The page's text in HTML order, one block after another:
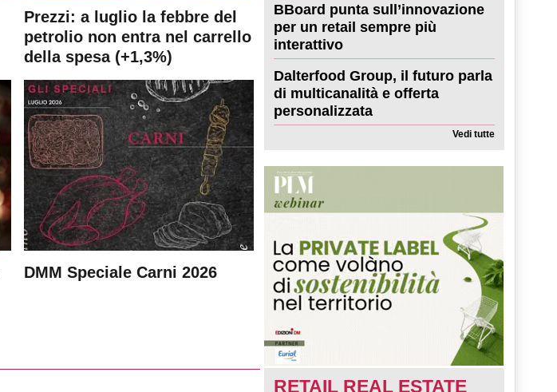
Prezzi: a luglio la febbre del
petrolio non entra nel carrello
della spesa (+1,3%)
DMM Speciale Carni 2026
BBoard punta sull’innovazione
per un retail sempre più
interattivo
Dalterfood Group, il futuro parla
di multicanalità e offerta
personalizzata
Vedi tutte
RETAIL REAL ESTATE